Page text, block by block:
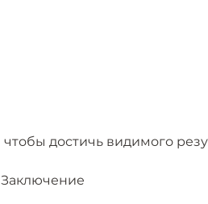
чтобы достичь видимого
Заключение